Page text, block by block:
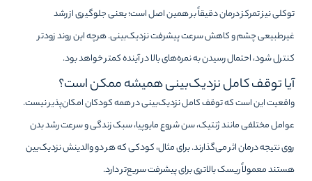
توکلی نیز تمرکز درمان دقیقاً بر همین اصل است؛ یعنی جلوگیری از رشد
غیرطبیعی چشم و کاهش سرعت پیشرفت نزدیک‌بینی. هرچه این روند زودتر
کنترل شود، احتمال رسیدن به نمره‌های بالا در آینده کمتر خواهد بود.
آیا توقف کامل نزدیک‌بینی همیشه ممکن است؟
واقعیت این است که توقف کامل نزدیک‌بینی در همه کودکان امکان‌پذیر نیست.
عوامل مختلفی مانند ژنتیک، سن شروع مایوپیا، سبک زندگی و سرعت رشد بدن
روی نتیجه درمان اثر می‌گذارند. برای مثال، کودکی که هر دو والدینش نزدیک‌بین
هستند معمولاً ریسک بالاتری برای پیشرفت سریع‌تر دارد.